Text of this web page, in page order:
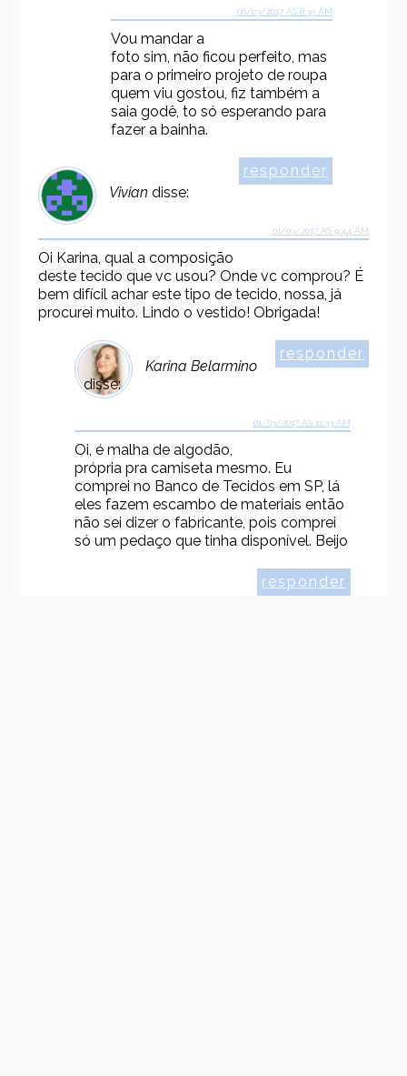
08/03/2017 ÀS 8:35 AM
Vou mandar a
foto sim, não ficou perfeito, mas
para o primeiro projeto de roupa
quem viu gostou, fiz também a
saia godê, to só esperando para
fazer a bainha.
responder
Vivian disse:
01/03/2017 ÀS 9:44 AM
Oi Karina, qual a composição
deste tecido que vc usou? Onde vc comprou? É
bem difícil achar este tipo de tecido, nossa, já
procurei muito. Lindo o vestido! Obrigada!
responder
Karina Belarmino
disse:
01/03/2017 ÀS 11:33 AM
Oi, é malha de algodão,
própria pra camiseta mesmo. Eu
comprei no Banco de Tecidos em SP, lá
eles fazem escambo de materiais então
não sei dizer o fabricante, pois comprei
só um pedaço que tinha disponível. Beijo
responder